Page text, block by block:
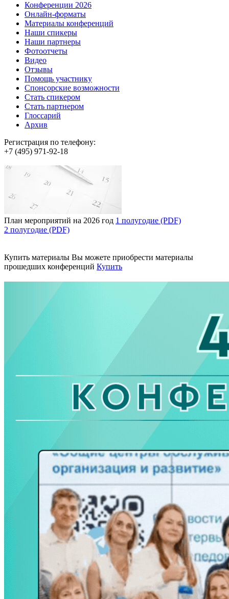
Конференции 2026
Онлайн-форматы
Материалы конференций
Наши спикеры
Наши партнеры
Фотоотчеты
Видео
Отзывы
Помощь участнику
Спонсорские возможности
Стать спикером
Стать партнером
Глоссарий
Архив
Регистрация по телефону:
+7 (495) 971-92-18
План мероприятий на 2026 год 1 полугодие (PDF)
2 полугодие (PDF)
Купить материалы Вы можете приобрести материалы
прошедших конференций Купить